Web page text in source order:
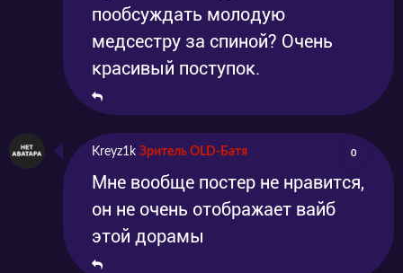
пообсуждать молодую
медсестру за спиной? Очень
красивый поступок.
Kreyz1k Зритель OLD-Батя 0
Мне вообще постер не нравится,
он не очень отображает вайб
этой дорамы